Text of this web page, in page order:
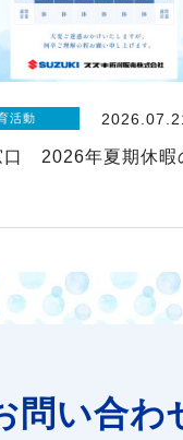
活動
口 2026年夏期休暇
問い合わ